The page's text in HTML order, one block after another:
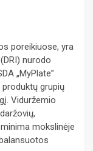
poreikiuose, yra
nurodo
„MyPlate”
grupių
Viduržemio
mokslinėje